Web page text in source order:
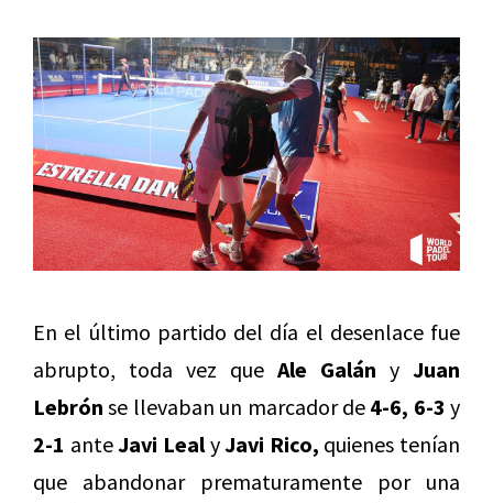
En el último partido del día el desenlace fue
abrupto, toda vez que Ale Galán y Juan
Lebrón se llevaban un marcador de 4-6, 6-3 y
2-1 anteJavi LealyJavi Rico, quienes tenían
que abandonar prematuramente por una